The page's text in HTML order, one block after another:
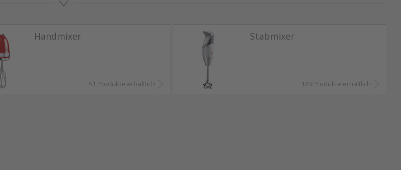
eines Stabmixers bei dem Mixen von Flüssigkeiten wie Säften, Shakes oder Cocktails
des Standmixers spritzt nichts heraus. Ein weiterer Vorteil des Standmixers ist, dass
solche verwenden können.
auf Sie. Bestellen Sie bequem online von zu Hause oder von unterwegs. Die
Handmixer
51 Produkte erhältlich
Stabmixer
120 Produkte erhältlich